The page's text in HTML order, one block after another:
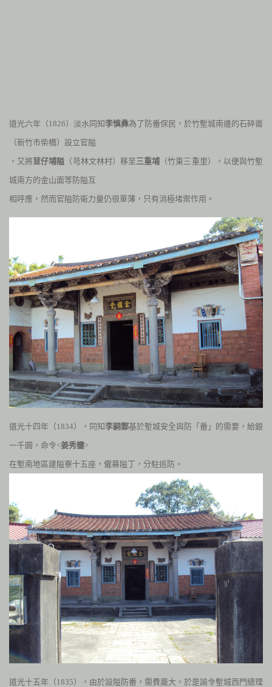
道光六年（1826）淡水同知李慎彝為了防番保民，於竹塹城南邊的石碎崙
（新竹市柴橋）設立官隘
，又將荳仔埔隘 （芎林文林村）移至三重埔 （竹東三重里），以便與竹塹
城南方的金山面等防隘互
相呼應，然而官隘防衛力量仍很單薄，只有消極堵禦作用。
道光十四年（1834），同知李嗣鄴基於塹城安全與防「番」的需要，給銀
一千圓，命令<姜秀鑾>
在塹南地區建隘寮十五座，僱募隘丁，分駐巡防。
道光十五年（1835），由於設隘防番，需費龐大，於是諭令塹城西門總理